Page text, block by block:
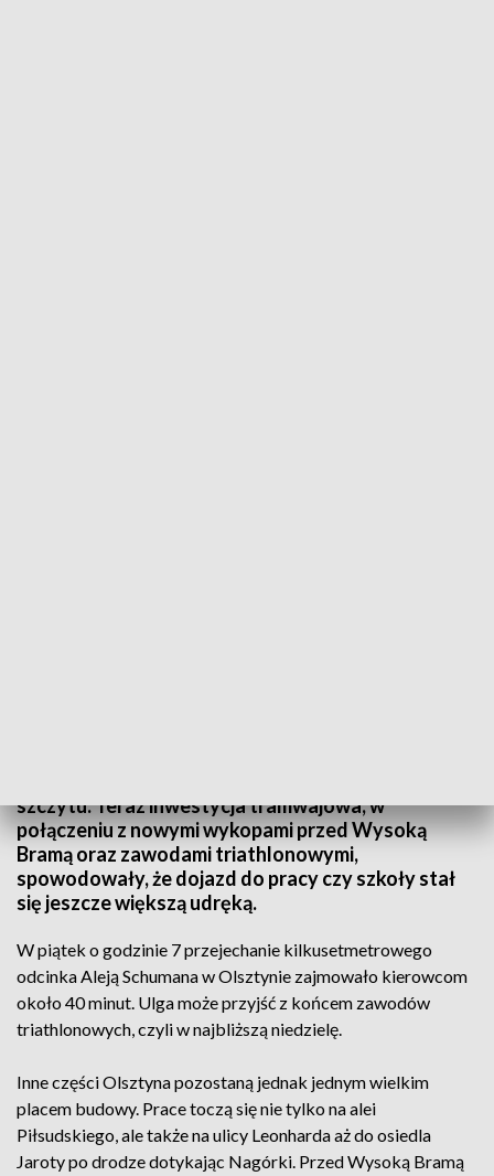
szczytu. Teraz inwestycja tramwajowa, w
połączeniu z nowymi wykopami przed Wysoką
Bramą oraz zawodami triathlonowymi,
spowodowały, że dojazd do pracy czy szkoły stał
się jeszcze większą udręką.
W piątek o godzinie 7 przejechanie kilkusetmetrowego
odcinka Aleją Schumana w Olsztynie zajmowało kierowcom
około 40 minut. Ulga może przyjść z końcem zawodów
triathlonowych, czyli w najbliższą niedzielę.
Inne części Olsztyna pozostaną jednak jednym wielkim
placem budowy. Prace toczą się nie tylko na alei
Piłsudskiego, ale także na ulicy Leonharda aż do osiedla
Jaroty po drodze dotykając Nagórki. Przed Wysoką Bramą